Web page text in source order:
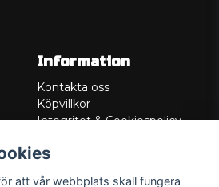
Information
Kontakta oss
Köpvillkor
Integritet & Cookiespolicy
Service/Garanti
att vår webbplats skall fungera